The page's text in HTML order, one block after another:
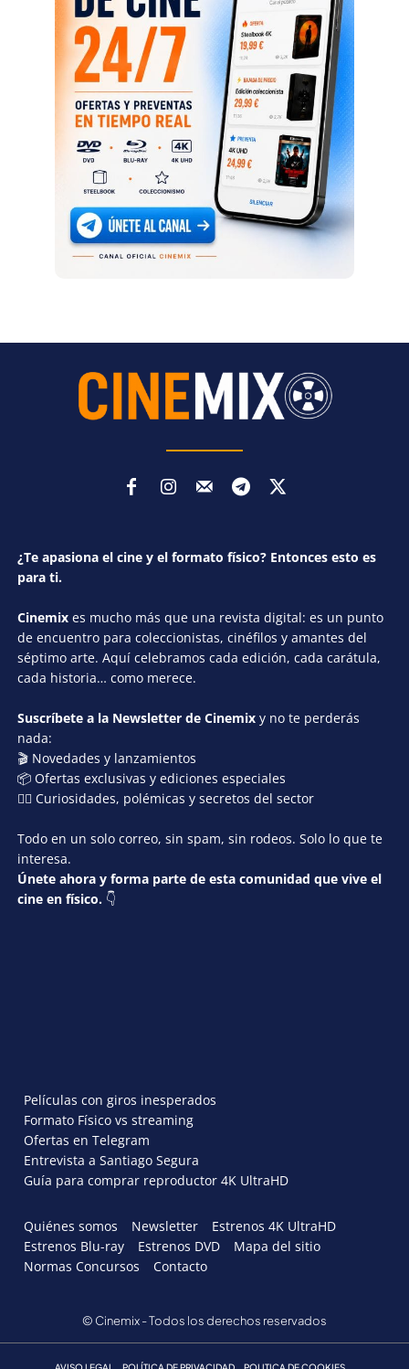
¿Te apasiona el cine y el formato físico? Entonces esto es
para ti.
Cinemix es mucho más que una revista digital: es un punto
de encuentro para coleccionistas, cinéfilos y amantes del
séptimo arte. Aquí celebramos cada edición, cada carátula,
cada historia… como merece.
Suscríbete a la Newsletter de Cinemix y no te perderás
nada:
🎬 Novedades y lanzamientos
📦 Ofertas exclusivas y ediciones especiales
🕵️‍♂️ Curiosidades, polémicas y secretos del sector
Todo en un solo correo, sin spam, sin rodeos. Solo lo que te
interesa.
Únete ahora y forma parte de esta comunidad que vive el
cine en físico. 👇
Películas con giros inesperados
Formato Físico vs streaming
Ofertas en Telegram
Guía para comprar reproductor 4K UltraHD
Normas Concursos
Contacto